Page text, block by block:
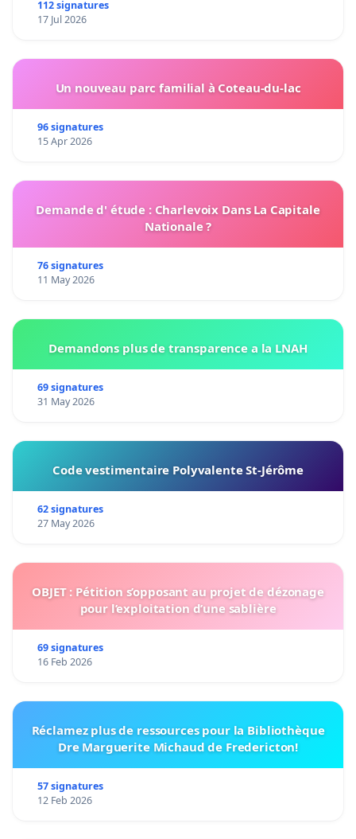
112 signatures
17 Jul 2026
Un nouveau parc familial à Coteau-du-lac
96 signatures
15 Apr 2026
Demande d' étude : Charlevoix Dans La Capitale
Nationale ?
76 signatures
11 May 2026
Demandons plus de transparence a la LNAH
69 signatures
31 May 2026
Code vestimentaire Polyvalente St-Jérôme
62 signatures
27 May 2026
OBJET : Pétition s’opposant au projet de dézonage
pour l’exploitation d’une sablière
69 signatures
16 Feb 2026
Réclamez plus de ressources pour la Bibliothèque
Dre Marguerite Michaud de Fredericton!
57 signatures
12 Feb 2026